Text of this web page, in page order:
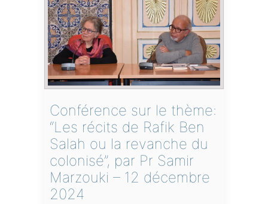
Conférence sur le thème:
“Les récits de Rafik Ben
Salah ou la revanche du
colonisé”, par Pr Samir
Marzouki – 12 décembre
2024